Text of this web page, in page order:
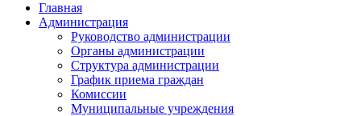
Главная
Администрация
Руководство администрации
Органы администрации
Структура администрации
График приема граждан
Комиссии
Муниципальные учреждения